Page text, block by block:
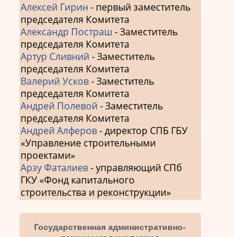
Алексей Гирин - первый заместитель
председателя Комитета
Александр Постраш - Заместитель
председателя Комитета
Артур Сливний - Заместитель
председателя Комитета
Валерий Усков- Заместитель
председателя Комитета
Андрей Полевой - Заместитель
председателя Комитета
Андрей Алферов- директор СПБ ГБУ
«Управление строительными
проектами»
Арзу Фаталиев- управляющий СПб
ГКУ «Фонд капитального
строительства и реконструкции»
Государственная административно-